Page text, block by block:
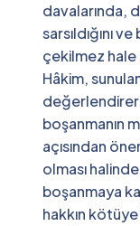
davalarında,
sarsıldığını
çekilmez
Hâkim,
boşanmanın
açısından
olması
boşanmaya
hakkın